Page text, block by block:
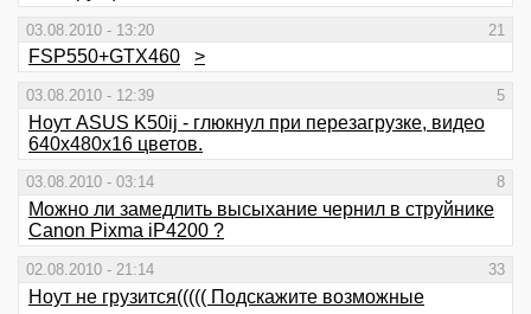
03.08.2010 - 13:20 21
FSP550+GTX460 >
03.08.2010 - 12:39 5
Ноут ASUS K50ij - глюкнул при перезагрузке, видео
640х480х16 цветов.
03.08.2010 - 03:14 8
Можно ли замедлить высыхание чернил в струйнике
Canon Pixma iP4200 ?
02.08.2010 - 21:14 33
Ноут не грузится((((( Подскажите возможные